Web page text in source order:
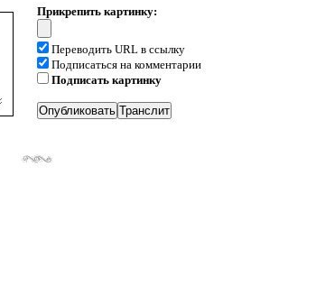
Прикрепить картинку:
Переводить URL в ссылку
Подписаться на комментарии
Подписать картинку